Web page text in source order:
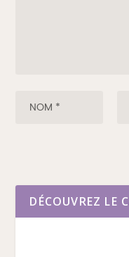
DÉCOUVREZ LE